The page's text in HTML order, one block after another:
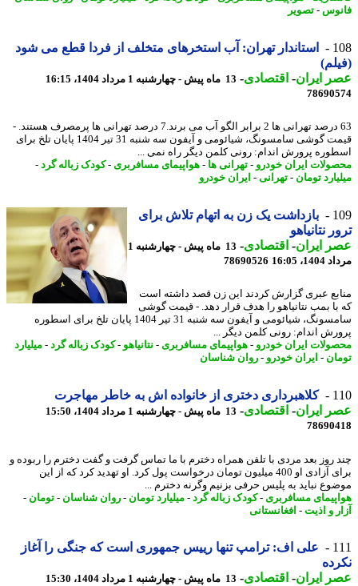
-تصویر
استاندار تهران: آب استخرهای متخلف از فردا قطع می شود
ایران- اقتصادی-13 ماه پیش - چهارشنبه 1 مرداد 1404، 16:15
63 درصد تهرانی ها 2 برابر الگو آب می برند.7 درصد تهرانی ها پرمصرف هستند. -
قیمت گوشی سامسونگ، شیائومی و آیفون سه شنبه 31 تیر 1404 پایان تلخ برای
پرورش اندام: رونی کلمن دیگر راه نمی ...
ایران خودرو-تهرانی ها- هواپیمای مسافربری - کودک زباله گرد-
تومان-تهرانی- ایران خودرو
بازداشت یک زن به اتهام تلاش برای
نتانیاهو
ایران- اقتصادی-
13 ماه پیش - چهارشنبه 1
16:05
78690526
عبری گزارش کردند این زن قصد داشته است
بمب نتانیاهو را هدف قرار دهد. - قیمت گوشی
سامسونگ، شیائومی و آیفون سه شنبه 31 تیر 1404 پایان تلخ برای اسطوره
اندام: رونی کلمن دیگر ...
ایران خودرو-هواپیمای مسافربری - نتانیاهو-کودک زباله گرد-میلیارد
-ایران خودرو-روان شناسان
کلاهبرداری دختری از خانواده اش به خاطر مهاجرت
ایران- اقتصادی-13 ماه پیش - چهارشنبه 1 مرداد 1404، 15:50
روز بعد مردی با تلفن همراه دخترم با ما تماس گرفت و گفت دخترم را ربوده و
برای آزادی او 400 میلیون تومان درخواست پول کرد. او تهدید کرد که از این
نباید به پلیس حرفی بزنیم وگرنه دخترم ...
مسافربری - کودک زباله گرد-میلیارد تومان-روان شناسان-تومان-
و اذیت -افغانستانی
علی اف: ترامپ تنها رییس جمهوری است که جنگی را آغاز
ایران- اقتصادی-13 ماه پیش - چهارشنبه 1 مرداد 1404، 15:30